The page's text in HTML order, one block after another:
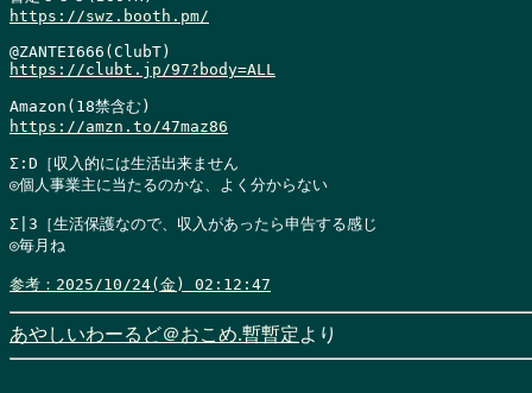
https://swz.booth.pm/
https://clubt.jp/97?body=ALL
https://amzn.to/47maz86
Σ:D［収入的には生活出来ません
◎個人事業主に当たるのかな、よく分からない
Σ|3［生活保護なので、収入があったら申告する感じ
◎毎月ね
参考：2025/10/24(金) 02:12:47
あやしいわーるど＠おこめ.暫暫定より